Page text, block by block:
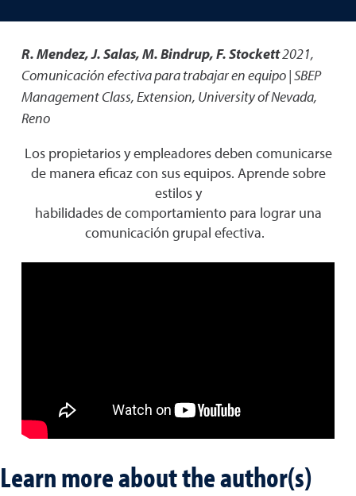
R. Mendez, J. Salas, M. Bindrup, F. Stockett2021,
Comunicación efectiva para trabajar en equipo | SBEP
Management Class,Extension, University of Nevada,
Reno
Los propietarios y empleadores deben comunicarse
de manera eficaz con sus equipos. Aprende sobre
estilos y
habilidades de comportamiento para lograr una
comunicación grupal efectiva.
Learn more about the author(s)